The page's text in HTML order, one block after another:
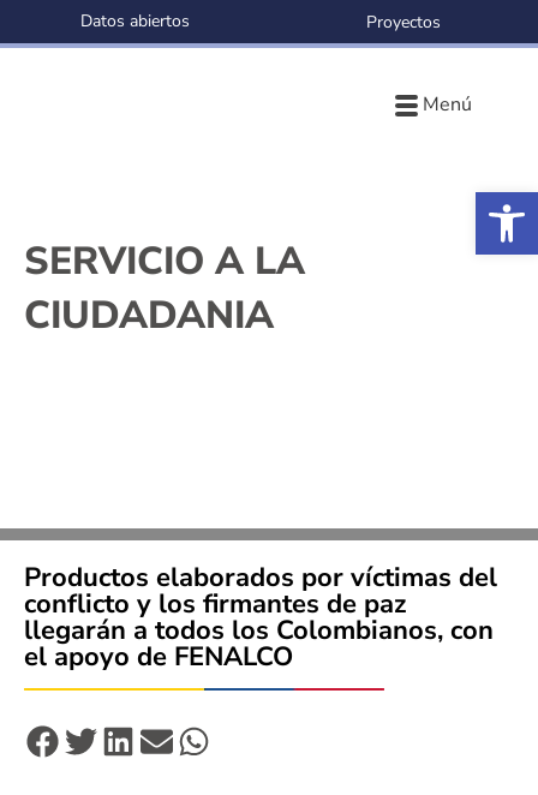
Menú
Datos abiertos Proyectos
SERVICIO A LA
CIUDADANIA
Productos elaborados por víctimas del
conflicto y los firmantes de paz
llegarán a todos los Colombianos, con
el apoyo de FENALCO